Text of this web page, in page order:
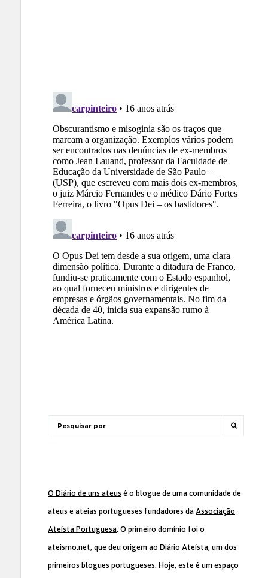
O Diário de uns ateus é o blogue de uma comunidade de
ateus e ateias portugueses fundadores da Associação
Ateísta Portuguesa. O primeiro domínio foi o
ateismo.net, que deu origem ao Diário Ateísta, um dos
primeiros blogues portugueses. Hoje, este é um espaço